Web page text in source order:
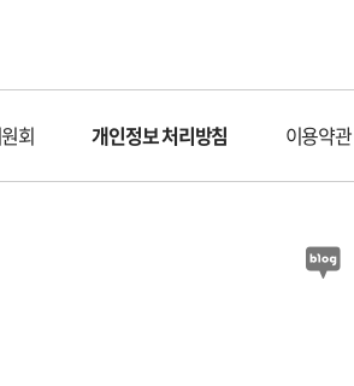
회 개인정보 처리방침 이용약관